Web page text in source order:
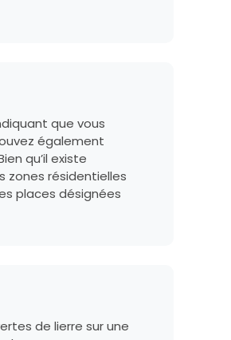
que vous
également
qu’il existe
zones résidentielles
places désignées
de lierre sur une